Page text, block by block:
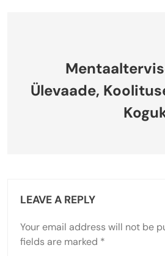
navigation
Ülevaade,
LEAVE A REPLY
Your email address will not be
fields are marked *